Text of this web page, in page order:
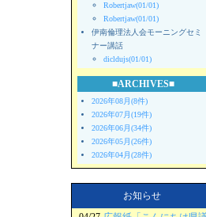
Robertjaw(01/01)
Robertjaw(01/01)
伊南倫理法人会モーニングセミ
ナー講話
dicldujs(01/01)
■ARCHIVES■
2026年08月(8件)
2026年07月(19件)
2026年06月(34件)
2026年05月(26件)
2026年04月(28件)
お知らせ